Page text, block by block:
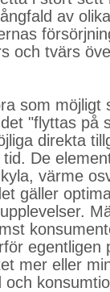
av
och tvärs
som möjligt
"flyttas på
direkta
De
värme
gäller
egentligen
mer eller
och